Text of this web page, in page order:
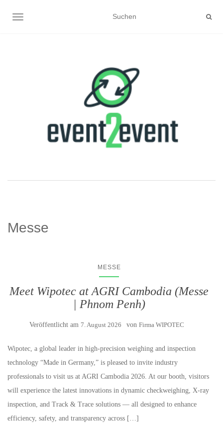
NAVIGATION UMSCHALTEN
Messe
MESSE
Meet Wipotec at AGRI Cambodia (Messe
| Phnom Penh)
Veröffentlicht am 7. August 2026 von Firma WIPOTEC
Wipotec, a global leader in high-precision weighing and inspection
technology “Made in Germany,” is pleased to invite industry
professionals to visit us at AGRI Cambodia 2026. At our booth, visitors
will experience the latest innovations in dynamic checkweighing, X-ray
inspection, and Track & Trace solutions — all designed to enhance
efficiency, safety, and transparency across […]